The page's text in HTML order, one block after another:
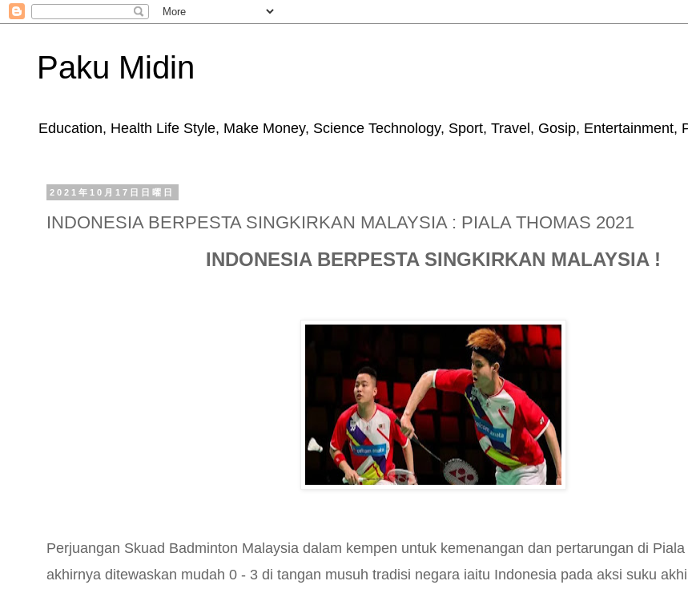
Paku Midin
Education, Health Life Style, Make Money, Science Technology, Sport, Travel, Gosip, Entertainment,
2021年10月17日日曜日
INDONESIA BERPESTA SINGKIRKAN MALAYSIA : PIALA THOMAS 2021
INDONESIA BERPESTA SINGKIRKAN MALAYSIA !
Perjuangan Skuad Badminton Malaysia dalam kempen untuk kemenangan dan pertarungan di
akhirnya ditewaskan mudah 0 - 3 di tangan musuh tradisi negara iaitu Indonesia pada aksi suku